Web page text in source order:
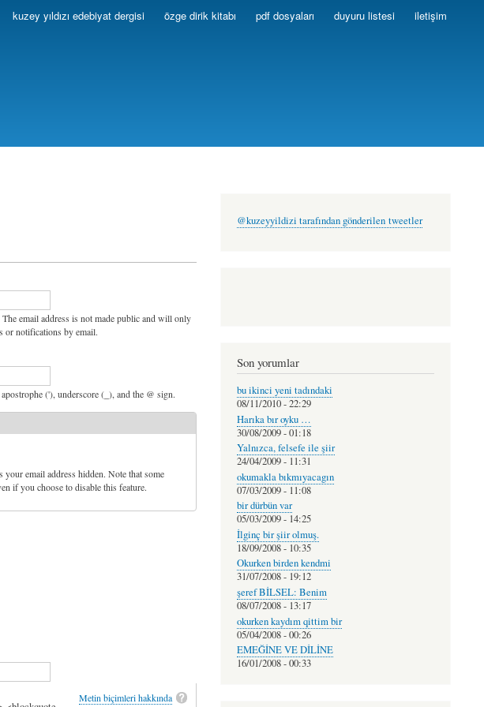
kuzey yıldızı edebiyat dergisi özge dirik kitabı pdf dosyaları duyuru listesi iletişim
email address is not made public and will only
or notifications by email.
('), underscore (_), and the @ sign.
email address hidden. Note that some
if you choose to disable this feature.
Metin biçimleri hakkında
@kuzeyyildizi tarafından gönderilen tweetler
Son yorumlar
bu ikinci yeni tadındaki
08/11/2010 - 22:29
Harıka bır oyku …
30/08/2009 - 01:18
Yalnızca, felsefe ile şiir
24/04/2009 - 11:31
okumakla bıkmıyacagın
07/03/2009 - 11:08
bir dürbün var
05/03/2009 - 14:25
İlginç bir şiir olmuş.
18/09/2008 - 10:35
Okurken birden kendmi
31/07/2008 - 19:12
şeref BİLSEL: Benim
08/07/2008 - 13:17
okurken kaydım qittim bir
05/04/2008 - 00:26
EMEĞİNE VE DİLİNE
16/01/2008 - 00:33